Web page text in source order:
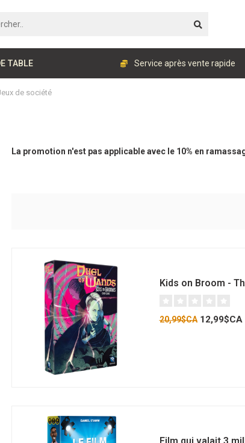
TABLE Service après vente rapide
de société
La promotion n'est pas applicable avec le 10% en
Kids on Broom -
20,99$CA12,99$CA